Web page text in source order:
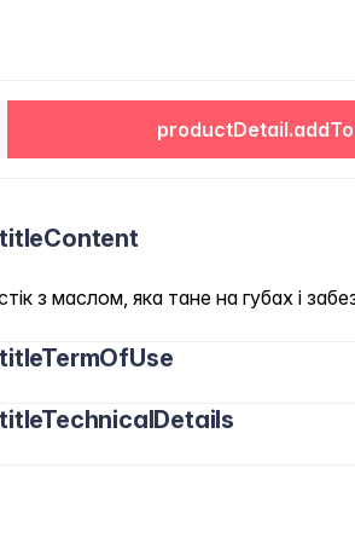
з маслом, яка тане на губах і